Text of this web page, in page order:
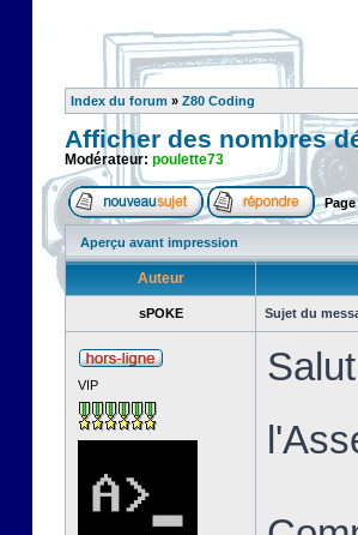
Index du forum » Z80 Coding
Afficher des nombres
Modérateur: poulette73
Page
Aperçu avant impression
Auteur
sPOKE Sujet du
VIP